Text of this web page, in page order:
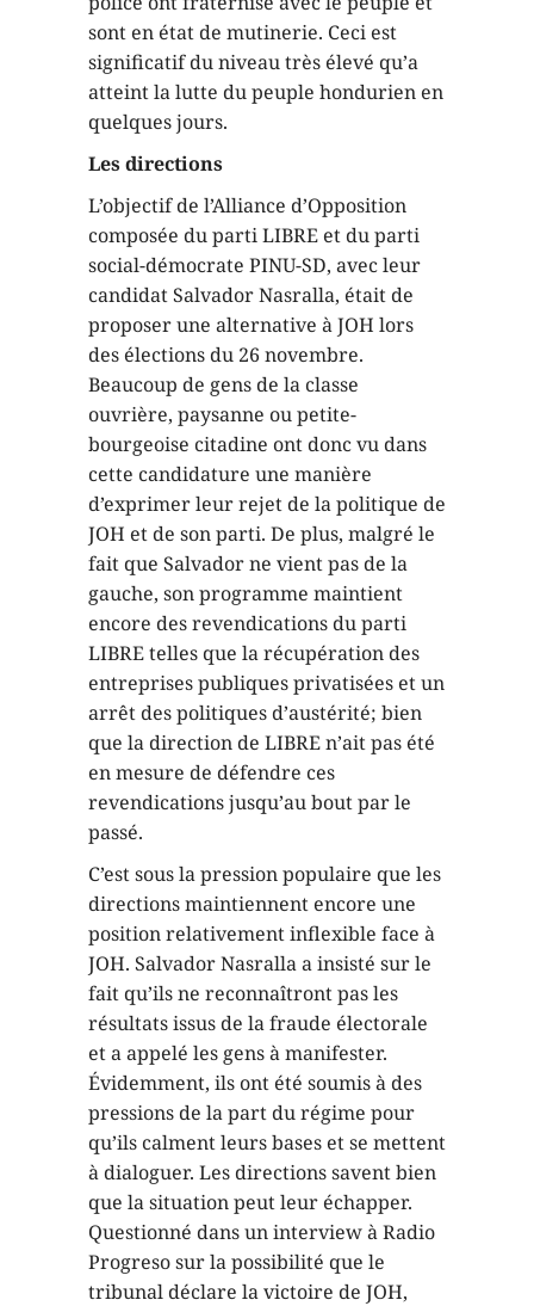
sont en état de mutinerie. Ceci est
significatif du niveau très élevé qu’a
atteint la lutte du peuple hondurien en
quelques jours.
Les directions
L’objectif de l’Alliance d’Opposition
composée du parti LIBRE et du parti
social-démocrate PINU-SD, avec leur
candidat Salvador Nasralla, était de
proposer une alternative à JOH lors
des élections du 26 novembre.
Beaucoup de gens de la classe
ouvrière, paysanne ou petite-
bourgeoise citadine ont donc vu dans
cette candidature une manière
d’exprimer leur rejet de la politique de
JOH et de son parti. De plus, malgré le
fait que Salvador ne vient pas de la
gauche, son programme maintient
encore des revendications du parti
LIBRE telles que la récupération des
entreprises publiques privatisées et un
arrêt des politiques d’austérité; bien
que la direction de LIBRE n’ait pas été
en mesure de défendre ces
revendications jusqu’au bout par le
passé.
C’est sous la pression populaire que les
directions maintiennent encore une
position relativement inflexible face à
JOH. Salvador Nasralla a insisté sur le
fait qu’ils ne reconnaîtront pas les
résultats issus de la fraude électorale
et a appelé les gens à manifester.
Évidemment, ils ont été soumis à des
pressions de la part du régime pour
qu’ils calment leurs bases et se mettent
à dialoguer. Les directions savent bien
que la situation peut leur échapper.
Questionné dans un interview à Radio
Progreso sur la possibilité que le
tribunal déclare la victoire de JOH,